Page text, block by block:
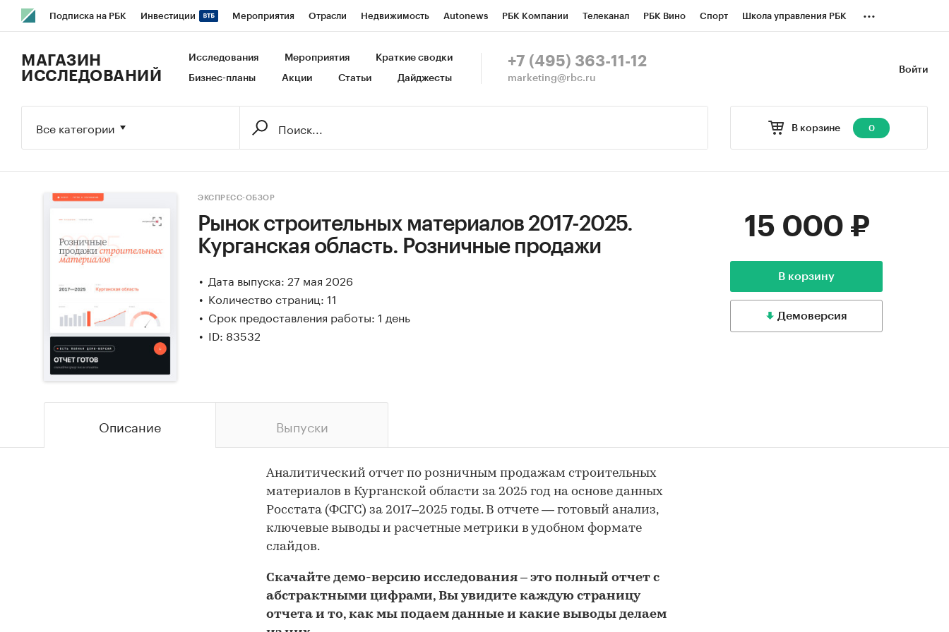
Подписка на РБК Инвестиции Мероприятия Отрасли Недвижимость Autonews РБК Компании Телеканал РБК Вино Спорт Школа управления РБК
Исследования Кредитные рейтинги Франшизы Газета Спецпроекты СПб Конференции СПб Спецпроекты
...
Войти
МАГАЗИН
ИССЛЕДОВАНИЙ
Исследования Мероприятия Краткие сводки
Бизнес-планы Акции Статьи Дайджесты
+7 (495) 363-11-12
marketing@rbc.ru
В корзине 0
Все категории
ЭКСПРЕСС-ОБЗОР
Рынок строительных материалов 2017-2025.
Курганская область. Розничные продажи
Дата выпуска: 27 мая 2026
Количество страниц: 11
Срок предоставления работы: 1 день
ID: 83532
15 000 ₽
В корзину
Демоверсия
Описание Выпуски
Аналитический отчет по розничным продажам строительных
материалов в Курганской области за 2025 год на основе данных
Росстата (ФСГС) за 2017–2025 годы. В отчете — готовый анализ,
ключевые выводы и расчетные метрики в удобном формате
слайдов.
Скачайте демо-версию исследования – это полный отчет с
абстрактными цифрами, Вы увидите каждую страницу
отчета и то, как мы подаем данные и какие выводы делаем